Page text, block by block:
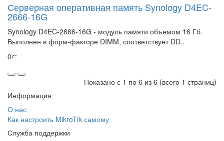
Серверная оперативная память Synology D4EC-
2666-16G
Synology D4EC-2666-16G - модуль памяти объемом 16 Гб.
Выполнен в форм-факторе DIMM, соответствует DD..
0⊆
Показано с 1 по 6 из 6 (всего 1 страниц)
Информация
О нас
Как настроить MikroTik самому
Служба поддержки